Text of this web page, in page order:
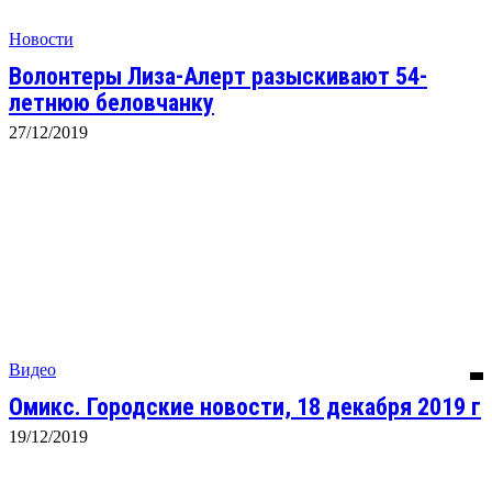
Новости
Волонтеры Лиза-Алерт разыскивают 54-
летнюю беловчанку
27/12/2019
Видео
Омикс. Городские новости, 18 декабря 2019 г
19/12/2019